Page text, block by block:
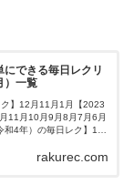
にできる毎日レクリ
）一覧
ク】12月11月1月【2023
11月10月9月8月7月6月
4年）の毎日レク】12
rakurec.com